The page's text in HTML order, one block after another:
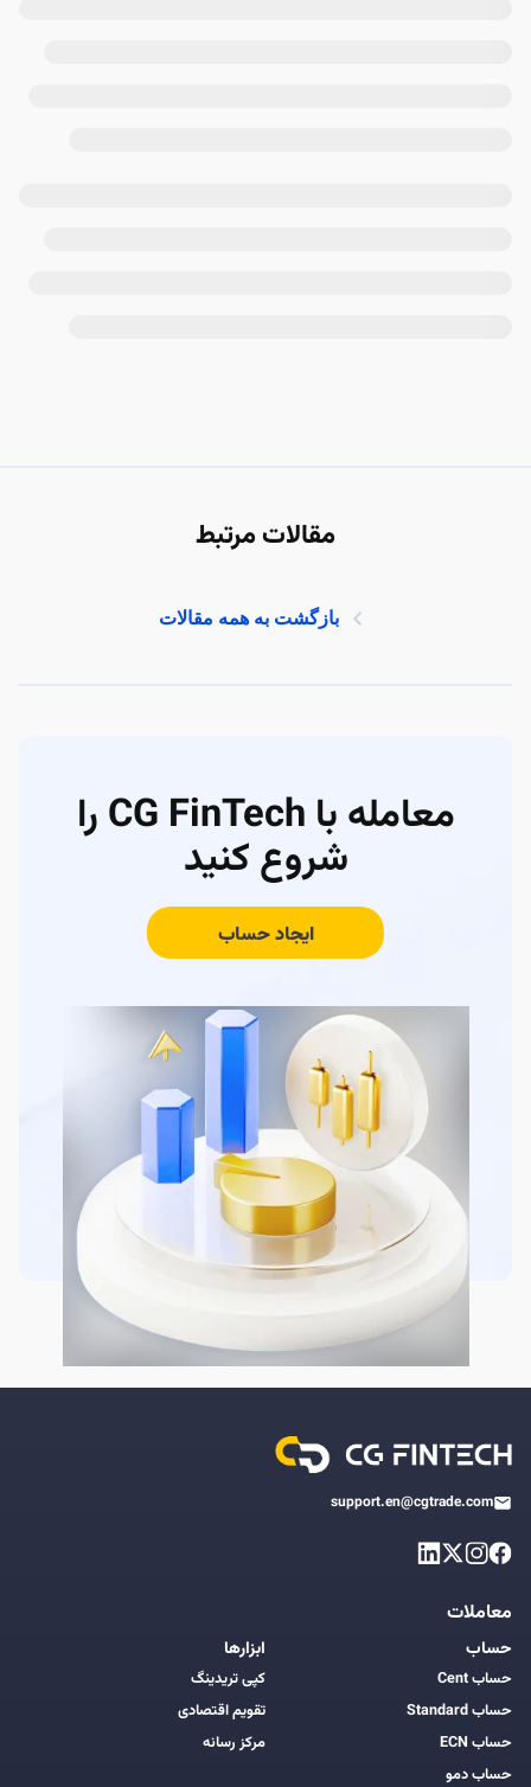
مقالات مرتبط
بازگشت به همه مقالات
معامله با CG FinTech را
شروع کنید
ایجاد حساب
support.en@cgtrade.com
معاملات
حساب
حساب Cent
حساب Standard
حساب ECN
حساب دمو
ابزارها
کپی تریدینگ
تقویم اقتصادی
مرکز رسانه